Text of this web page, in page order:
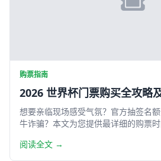
购票指南
2026 世界杯门票购买全攻略
想要亲临现场感受气氛？官方抽签名
牛诈骗？本文为您提供最详细的购票
阅读全文 →